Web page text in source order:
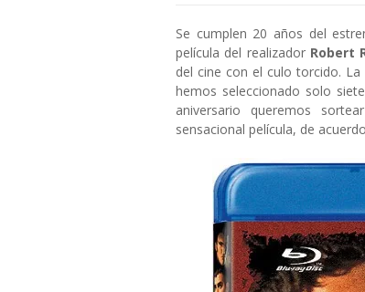
Se cumplen 20 años del
película del realizador Robert
del cine con el culo torcido.
hemos seleccionado solo
aniversario queremos
sensacional película, de